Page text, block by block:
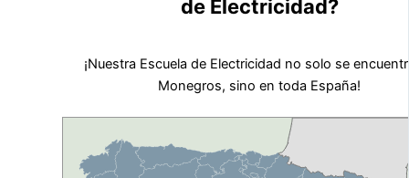
de Electricidad?
¡Nuestra Escuela de Electricidad no solo se
Monegros, sino en toda España!